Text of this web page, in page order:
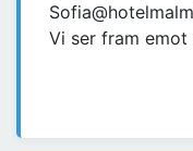
Vi ser fram